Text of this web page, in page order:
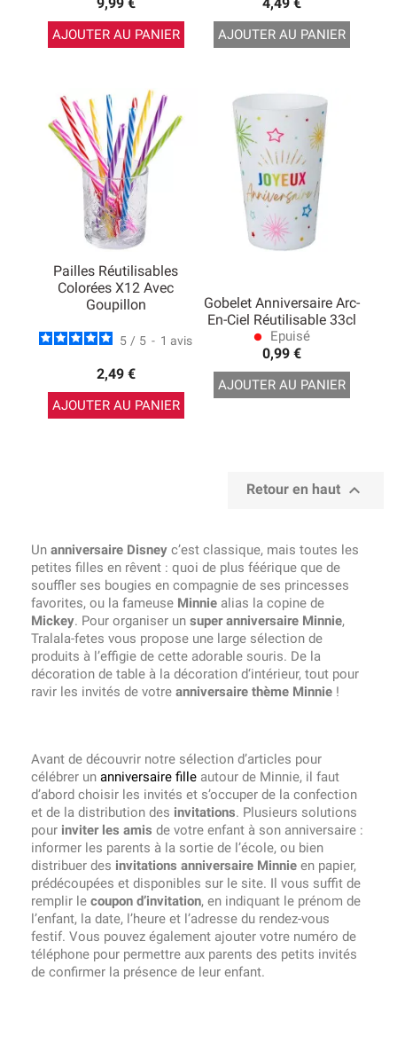
AJOUTER AU PANIER AJOUTER AU PANIER
Pailles Réutilisables
Colorées X12 Avec
Goupillon
5 / 5 - 1 avis
2,49 €
AJOUTER AU PANIER
Gobelet Anniversaire Arc-
En-Ciel Réutilisable 33cl
lens Epuisé
0,99 €
AJOUTER AU PANIER
Retour en haut 
Un anniversaire Disney c’est classique, mais toutes les
petites filles en rêvent : quoi de plus féérique que de
souffler ses bougies en compagnie de ses princesses
favorites, ou la fameuse Minnie alias la copine de
Mickey. Pour organiser un super anniversaire Minnie,
Tralala-fetes vous propose une large sélection de
produits à l’effigie de cette adorable souris. De la
décoration de table à la décoration d‘intérieur, tout pour
ravir les invités de votre anniversaire thème Minnie !
Avant de découvrir notre sélection d’articles pour
célébrer un anniversaire fille autour de Minnie, il faut
d’abord choisir les invités et s’occuper de la confection
et de la distribution des invitations. Plusieurs solutions
pour inviter les amis de votre enfant à son anniversaire :
informer les parents à la sortie de l’école, ou bien
distribuer des invitations anniversaire Minnie en papier,
prédécoupées et disponibles sur le site. Il vous suffit de
remplir le coupon d’invitation, en indiquant le prénom de
l’enfant, la date, l’heure et l’adresse du rendez-vous
festif. Vous pouvez également ajouter votre numéro de
téléphone pour permettre aux parents des petits invités
de confirmer la présence de leur enfant.